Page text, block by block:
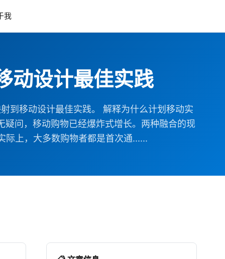
我
动设计最佳实践
到移动设计最佳实践。 解释为什么计划移动实
问，移动购物已经爆炸式增长。两种融合的现
上，大多数购物者都是首次通......